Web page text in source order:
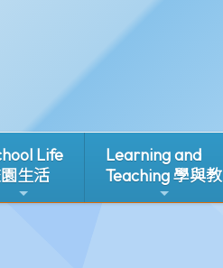
Life
生活
Learning and
Teaching 學與教